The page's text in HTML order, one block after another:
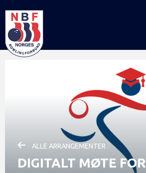
ALLE ARRANGEMENTER
DIGITALT MØTE FOR